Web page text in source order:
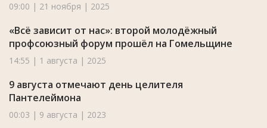
09:00 | 21 ноября | 2025
«Всё зависит от нас»: второй молодёжный
профсоюзный форум прошёл на Гомельщине
14:55 | 1 августа | 2025
9 августа отмечают день целителя
Пантелеймона
00:03 | 9 августа | 2023